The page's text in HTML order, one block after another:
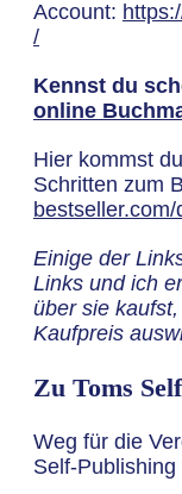
Account:
/
Kennst du
online
Hier kommst
Schritten zum
Einige der
Links und ich
über sie
Kaufpreis
Zu Toms
Weg für die
Self-Publishing